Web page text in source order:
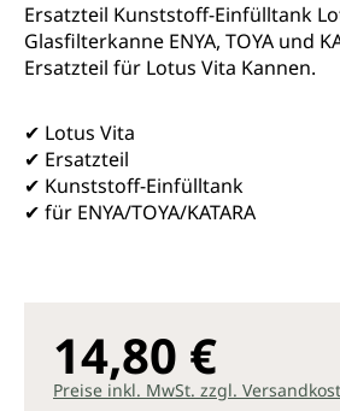
Ersatzteil Kunststoff-Einfülltank
Glasfilterkanne ENYA, TOYA und
Ersatzteil für Lotus Vita Kannen.
✔ Lotus Vita
✔ Ersatzteil
✔ Kunststoff-Einfülltank
✔ für ENYA/TOYA/KATARA
14,80 €
Preise inkl. MwSt. zzgl.